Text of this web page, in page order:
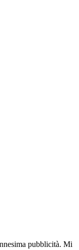
pubblicità. Mi